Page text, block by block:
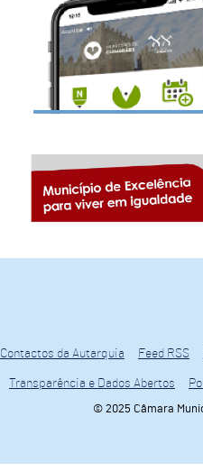
Contactos da Autarquia Feed RSS
Transparência e Dados Abertos
© 2025 Câmara